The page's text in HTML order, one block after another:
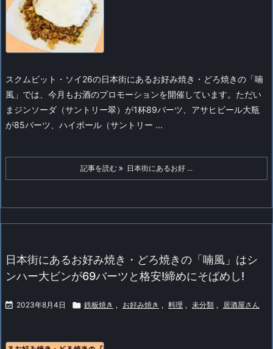
スクムビット・ソイ26の日本街にあるお好み焼き・どろ焼きの「喃
風」では、今月もお酒のプロモーションを開催しています。 ただい
まジンソーダ（サントリー翠）が1杯89バーツ、アサヒビール大瓶
が85バーツ、ハイボール（サントリー ...
記事を読む 日本街にあるお好 ...
日本街にあるお好み焼き・どろ焼きの「喃風」はシ
ンハー大ビンが69バーツと格安!締めにそばめし!
 2023年8月4日  鉄板焼き , お好み焼き , 料理 , 未分類 , 居酒屋さん